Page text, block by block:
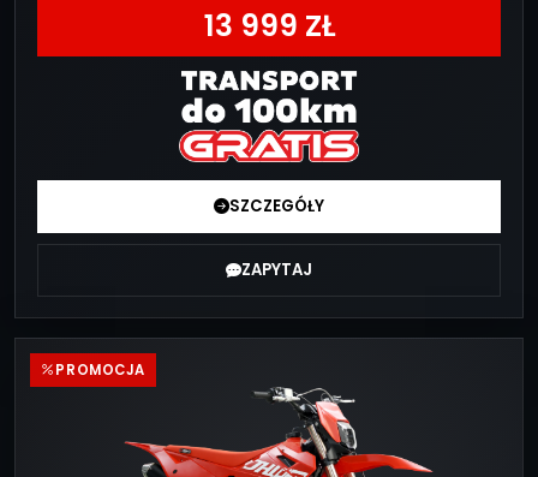
13 999 ZŁ
SZCZEGÓŁY
ZAPYTAJ
PROMOCJA